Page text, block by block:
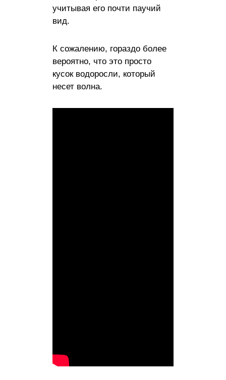
учитывая его почти паучий
вид.
К сожалению, гораздо более
вероятно, что это просто
кусок водоросли, который
несет волна.